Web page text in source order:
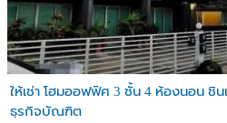
ให้เช่า โฮมออฟฟิศ 3 ชั้น 4 ห้องนอน ชิ
ธุรกิจบัณฑิต